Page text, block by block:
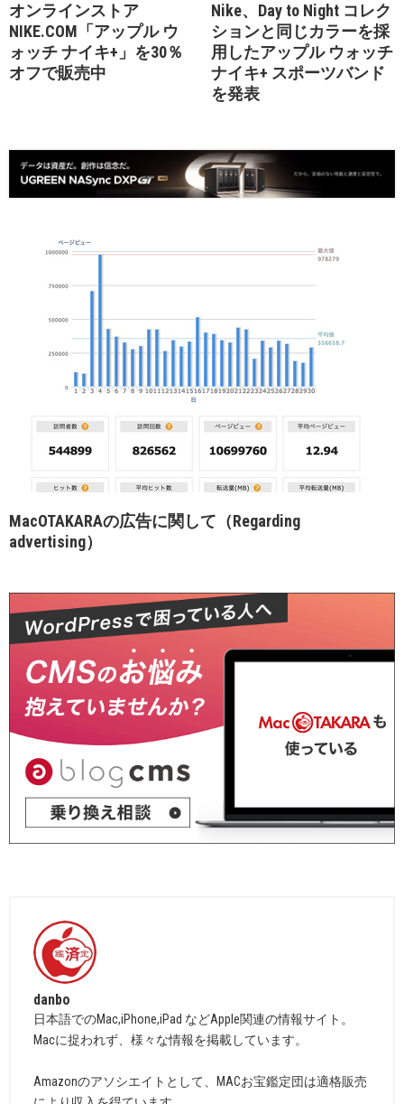
オンラインストア
NIKE.COM「アップル ウ
ォッチ ナイキ+」を30％
オフで販売中
Nike、Day to Night コレク
ションと同じカラーを採
用したアップル ウォッチ
ナイキ+ スポーツバンド
を発表
MacOTAKARAの広告に関して（Regarding
advertising）
danbo
日本語でのMac,iPhone,iPad などApple関連の情報サイト。
Macに捉われず、様々な情報を掲載しています。
Amazonのアソシエイトとして、MACお宝鑑定団は適格販売